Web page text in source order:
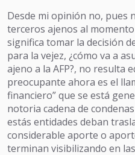
Desde mi opinión no, pues
terceros ajenos al
significa tomar la decisión
para la vejez, ¿cómo va a
ajeno a la AFP?, no resulta
preocupante ahora es el
financiero” que se está
notoria cadena de
estás entidades deban
considerable aporte o
terminan visibilizando en